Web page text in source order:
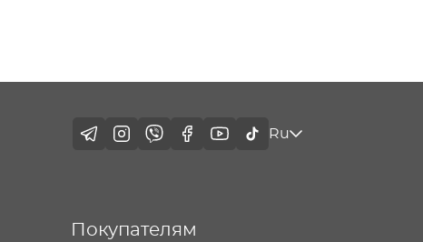
Ru
Покупателям